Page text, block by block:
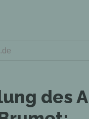
des